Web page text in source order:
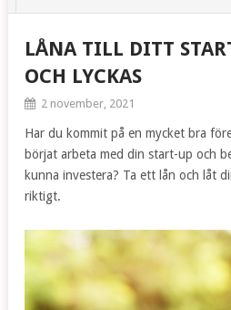
LÅNA TILL DITT
OCH LYCKAS
2 november, 2021
Har du kommit på en mycket bra
börjat arbeta med din start-up och
kunna investera? Ta ett lån och låt
riktigt.